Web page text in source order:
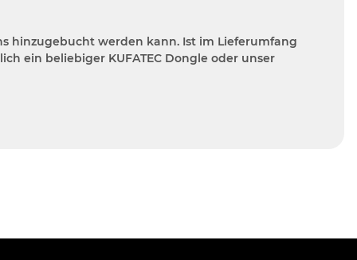
hinzugebucht werden kann. Ist im Lieferumfang
ein beliebiger KUFATEC Dongle oder unser